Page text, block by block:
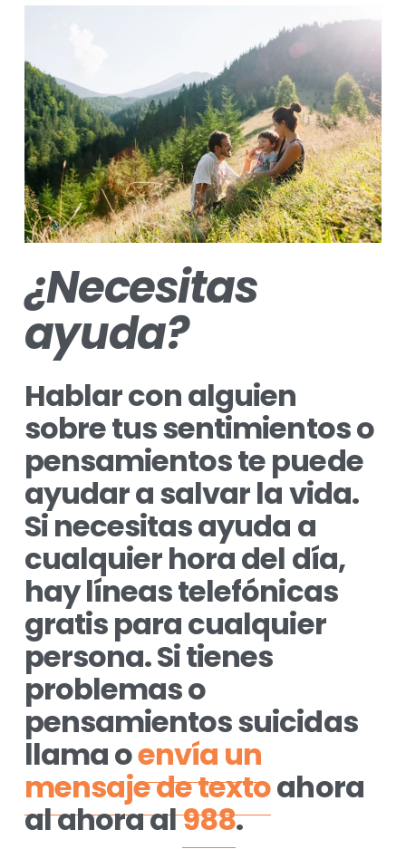
¿Necesitas
ayuda?
Hablar con alguien
sobre tus sentimientos o
pensamientos te puede
ayudar a salvar la vida.
Si necesitas ayuda a
cualquier hora del día,
hay líneas telefónicas
gratis para cualquier
persona. Si tienes
problemas o
pensamientos suicidas
llama o envía un
mensaje de texto ahora
al ahora al 988.